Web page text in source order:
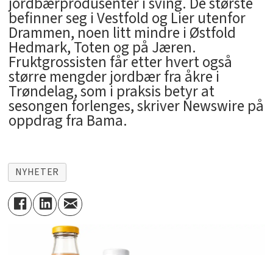
befinner seg i Vestfold og Lier utenfor
Drammen, noen litt mindre i Østfold
Hedmark, Toten og på Jæren.
Fruktgrossisten får etter hvert også
større mengder jordbær fra åkre i
Trøndelag, som i praksis betyr at
sesongen forlenges, skriver Newswire på
oppdrag fra Bama.
NYHETER